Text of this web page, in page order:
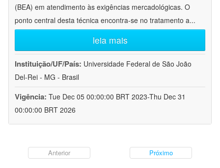
(BEA) em atendimento às exigências mercadológicas. O
ponto central desta técnica encontra-se no tratamento a...
leia mais
Instituição/UF/País: Universidade Federal de São João
Del-Rei - MG - Brasil
Vigência: Tue Dec 05 00:00:00 BRT 2023-Thu Dec 31
00:00:00 BRT 2026
Anterior Próximo